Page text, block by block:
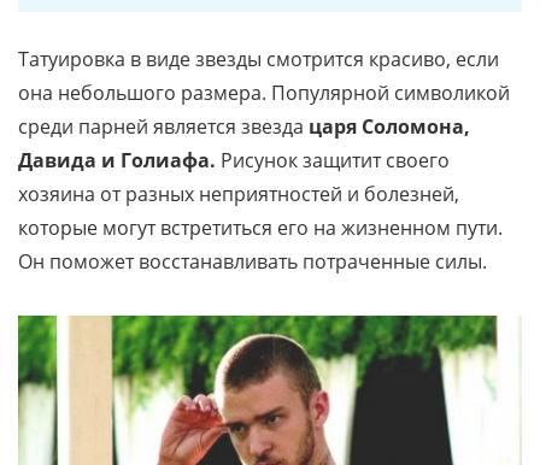
Татуировка в виде звезды смотрится красиво, если
она небольшого размера. Популярной символикой
среди парней является звезда царя Соломона,
Давида и Голиафа. Рисунок защитит своего
хозяина от разных неприятностей и болезней,
которые могут встретиться его на жизненном пути.
Он поможет восстанавливать потраченные силы.